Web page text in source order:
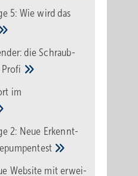
5: Wie wird das
die Schraub­
Pro­fi
im
2: Neue Erkennt­
Web­site mit erwei­